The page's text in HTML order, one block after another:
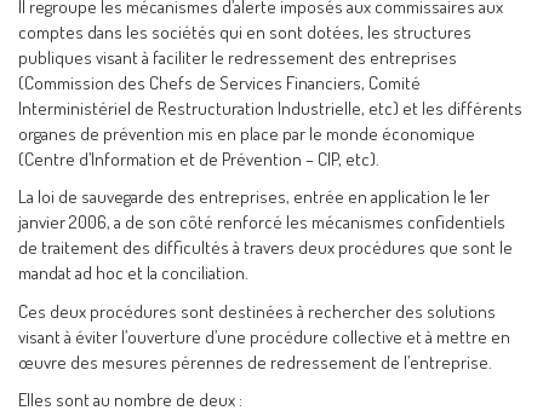
Il regroupe les mécanismes d’alerte imposés aux commissaires aux
comptes dans les sociétés qui en sont dotées, les structures
publiques visant à faciliter le redressement des entreprises
(Commission des Chefs de Services Financiers, Comité
Interministériel de Restructuration Industrielle, etc) et les différents
organes de prévention mis en place par le monde économique
(Centre d’Information et de Prévention – CIP, etc).
La loi de sauvegarde des entreprises, entrée en application le 1er
janvier 2006, a de son côté renforcé les mécanismes confidentiels
de traitement des difficultés à travers deux procédures que sont le
mandat ad hoc et la conciliation.
Ces deux procédures sont destinées à rechercher des solutions
visant à éviter l’ouverture d’une procédure collective et à mettre en
œuvre des mesures pérennes de redressement de l’entreprise.
Elles sont au nombre de deux :